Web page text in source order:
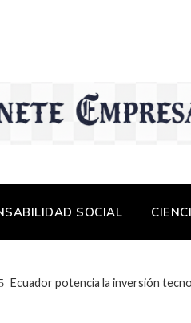
SOCIAL
Ecuador potencia la inversión